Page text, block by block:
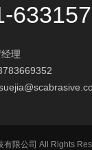
理
有限公司 All Rights